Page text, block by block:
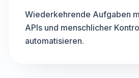
Wiederkehrende Aufgaben
APIs und menschlicher
automatisieren.